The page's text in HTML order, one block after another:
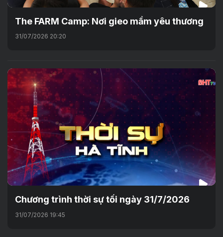
The FARM Camp: Nơi gieo mầm yêu thương
31/07/2026 20:20
Chương trình thời sự tối ngày 31/7/2026
31/07/2026 19:45